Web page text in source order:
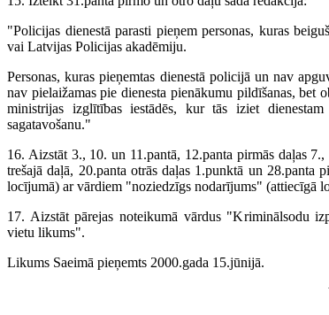
"Policijas dienestā parasti pieņem personas, kuras
vai Latvijas Policijas akadēmiju.
Personas, kuras pieņemtas dienestā policijā un nav
nav pielaižamas pie dienesta pienākumu pildīšanas, bet
ministrijas izglītības iestādēs, kur tās iziet
sagatavošanu."
16. Aizstāt 3., 10. un 11.pantā, 12.panta pirmās daļas
trešajā daļā, 20.panta otrās daļas 1.punktā un 28.panta
locījumā) ar vārdiem "noziedzīgs nodarījums" (attiecīgā
17. Aizstāt pārejas noteikumā vārdus "Kriminālsodu
vietu likums".
Likums Saeimā pieņemts 2000.gada 15.jūnijā.